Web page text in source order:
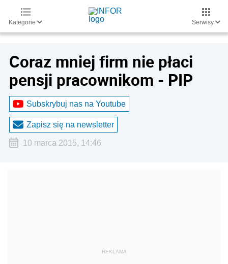
Kategorie Serwisy
Coraz mniej firm nie płaci
pensji pracownikom - PIP
Subskrybuj nas na Youtube
Zapisz się na newsletter
10 marca 2015, 14:46